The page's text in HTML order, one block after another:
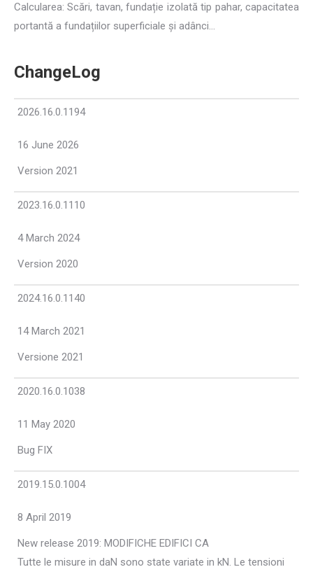
Calcularea: Scări, tavan, fundație izolată tip pahar, capacitatea
portantă a fundațiilor superficiale și adânci…
ChangeLog
2026.16.0.1194
16 June 2026
Version 2021
2023.16.0.1110
4 March 2024
Version 2020
2024.16.0.1140
14 March 2021
Versione 2021
2020.16.0.1038
11 May 2020
Bug FIX
2019.15.0.1004
8 April 2019
New release 2019: MODIFICHE EDIFICI CA
Tutte le misure in daN sono state variate in kN. Le tensioni